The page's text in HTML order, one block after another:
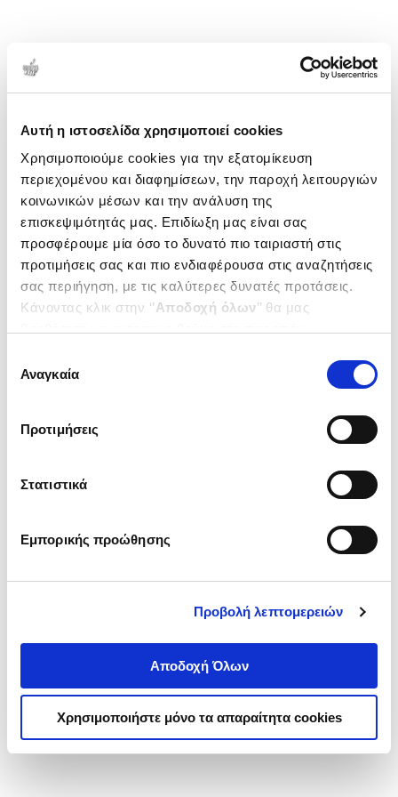
Αυτή η ιστοσελίδα χρησιμοποιεί cookies
Χρησιμοποιούμε cookies για την εξατομίκευση
περιεχομένου και διαφημίσεων, την παροχή λειτουργιών
κοινωνικών μέσων και την ανάλυση της
επισκεψιμότητάς μας. Επιδίωξη μας είναι σας
προσφέρουμε μία όσο το δυνατό πιο ταιριαστή στις
προτιμήσεις σας και πιο ενδιαφέρουσα στις αναζητήσεις
σας περιήγηση, με τις καλύτερες δυνατές προτάσεις.
Κάνοντας κλικ στην ‘’Αποδοχή όλων’’ θα μας
ενδιαφέρουν και να επιλέξετε από τα παρακάτω με την
΄΄και να ενημερωθείτε σχετικά με
συγκατάθεσης
Αναγκαία
Προτιμήσεις
Στατιστικά
Εμπορικής προώθησης
Προβολή λεπτομερειών
Αποδοχή Όλων
Χρησιμοποιήστε μόνο τα απαραίτητα cookies